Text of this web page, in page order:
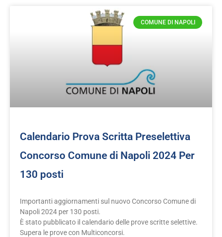
COMUNE DI NAPOLI
Calendario Prova Scritta Preselettiva
Concorso Comune di Napoli 2024 Per
130 posti
Importanti aggiornamenti sul nuovo Concorso Comune di
Napoli 2024 per 130 posti.
È stato pubblicato il calendario delle prove scritte selettive.
Supera le prove con Multiconcorsi.